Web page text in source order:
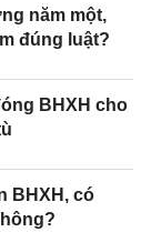
năm một,
đúng luật?
BHXH cho
BHXH, có